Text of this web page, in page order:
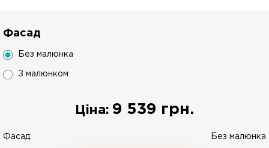
Фасад
Без малюнка
З малюнком
Ціна: 9 539 грн.
Фасад: Без малюнка